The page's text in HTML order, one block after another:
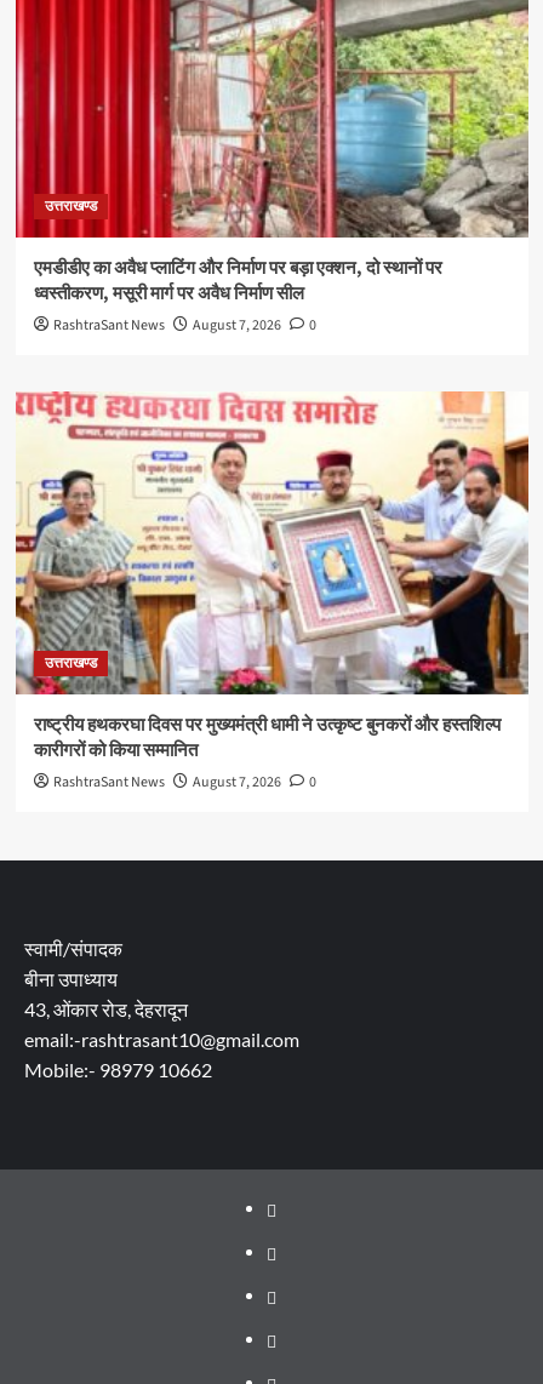
उत्तराखण्ड
एमडीडीए का अवैध प्लाटिंग और निर्माण पर बड़ा एक्शन, दो स्थानों पर
ध्वस्तीकरण, मसूरी मार्ग पर अवैध निर्माण सील
RashtraSant News August 7, 2026 0
उत्तराखण्ड
राष्ट्रीय हथकरघा दिवस पर मुख्यमंत्री धामी ने उत्कृष्ट बुनकरों और हस्तशिल्प
कारीगरों को किया सम्मानित
RashtraSant News August 7, 2026 0
स्वामी/संपादक
बीना उपाध्याय
43, ओंकार रोड, देहरादून
email:-rashtrasant10@gmail.com
Mobile:- 98979 10662
About
WEB
SERIES
TO
Dehradun
Smart
City
Life
in